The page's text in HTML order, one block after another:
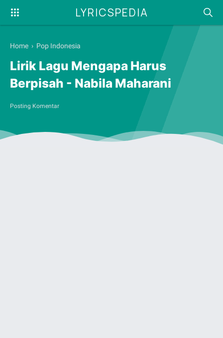
LYRICSPEDIA
Home › Pop Indonesia
Lirik Lagu Mengapa Harus
Berpisah - Nabila Maharani
Posting Komentar